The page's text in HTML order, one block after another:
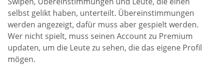
selbst gelikt haben, unterteilt. Übereinstimmungen
werden angezeigt, dafür muss aber gespielt werden.
Wer nicht spielt, muss seinen Account zu Premium
updaten, um die Leute zu sehen, die das eigene Profil
mögen.